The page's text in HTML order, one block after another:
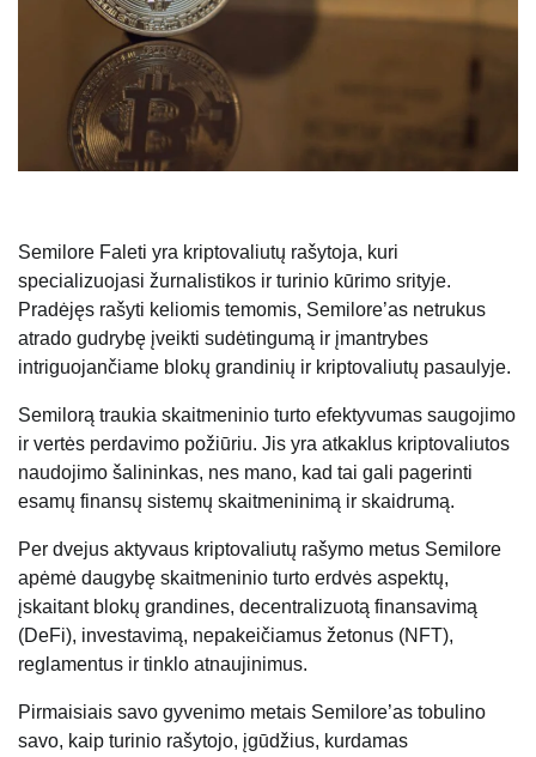
Semilore Faleti yra kriptovaliutų rašytoja, kuri
specializuojasi žurnalistikos ir turinio kūrimo srityje.
Pradėjęs rašyti keliomis temomis, Semilore’as netrukus
atrado gudrybę įveikti sudėtingumą ir įmantrybes
intriguojančiame blokų grandinių ir kriptovaliutų pasaulyje.
Semilorą traukia skaitmeninio turto efektyvumas saugojimo
ir vertės perdavimo požiūriu. Jis yra atkaklus kriptovaliutos
naudojimo šalininkas, nes mano, kad tai gali pagerinti
esamų finansų sistemų skaitmeninimą ir skaidrumą.
Per dvejus aktyvaus kriptovaliutų rašymo metus Semilore
apėmė daugybę skaitmeninio turto erdvės aspektų,
įskaitant blokų grandines, decentralizuotą finansavimą
(DeFi), investavimą, nepakeičiamus žetonus (NFT),
reglamentus ir tinklo atnaujinimus.
Pirmaisiais savo gyvenimo metais Semilore’as tobulino
savo, kaip turinio rašytojo, įgūdžius, kurdamas